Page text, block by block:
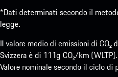
*Dati determinati secondo il
legge.
Il valore medio di emissioni di
Svizzera è di 111g CO₂/km (WLTP).
Valore nominale secondo il ciclo di